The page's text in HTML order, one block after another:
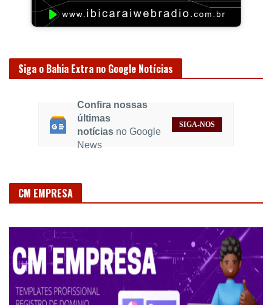
Siga o Bahia Extra no Google Notícias
Confira nossas
últimas
notíciasno Google
News
SIGA-NOS
CM EMPRESA